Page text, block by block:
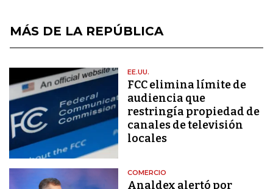
MÁS DE LA REPÚBLICA
EE.UU.
FCC elimina límite de
audiencia que
restringía propiedad de
canales de televisión
locales
COMERCIO
Analdex alertó por